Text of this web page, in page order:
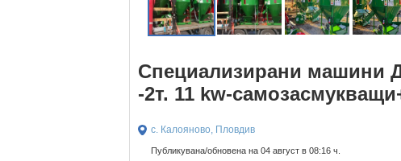
Специализирани
-2т. 11 kw-
с. Калояново, Пловдив
Публикувана/обновена на 04 август в 08:16 ч.